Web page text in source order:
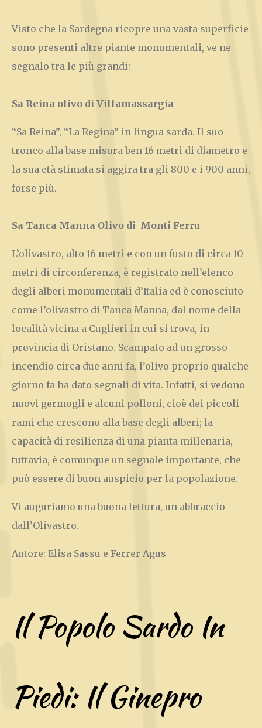
Visto che la Sardegna ricopre una vasta superficie
sono presenti altre piante monumentali, ve ne
segnalo tra le più grandi:
Sa Reina olivo di Villamassargia
“Sa Reina”, “La Regina” in lingua sarda. Il suo
tronco alla base misura ben 16 metri di diametro e
la sua età stimata si aggira tra gli 800 e i 900 anni,
forse più.
Sa Tanca Manna Olivo di Monti Ferru
L’olivastro, alto 16 metri e con un fusto di circa 10
metri di circonferenza, è registrato nell’elenco
degli alberi monumentali d’Italia ed è conosciuto
come l’olivastro di Tanca Manna, dal nome della
località vicina a Cuglieri in cui si trova, in
provincia di Oristano. Scampato ad un grosso
incendio circa due anni fa, l’olivo proprio qualche
giorno fa ha dato segnali di vita. Infatti, si vedono
nuovi germogli e alcuni polloni, cioè dei piccoli
rami che crescono alla base degli alberi; la
capacità di resilienza di una pianta millenaria,
tuttavia, è comunque un segnale importante, che
può essere di buon auspicio per la popolazione.
Vi auguriamo una buona lettura, un abbraccio
dall’Olivastro.
Autore: Elisa Sassu e Ferrer Agus
Il Popolo Sardo In
Piedi: Il Ginepro